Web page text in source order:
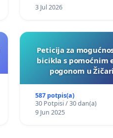
3 Jul 2026
Peticija za
bicikla s pomoćnim
pogonom u
587 potpis(a)
30 Potpisi / 30 dan(a)
9 Jun 2025